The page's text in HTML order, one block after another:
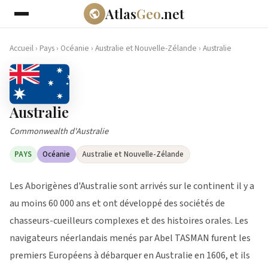
AtlasGeo.net
Accueil › Pays › Océanie › Australie et Nouvelle-Zélande › Australie
Australie
Commonwealth d'Australie
PAYS Océanie Australie et Nouvelle-Zélande
Les Aborigènes d'Australie sont arrivés sur le continent il y a
au moins 60 000 ans et ont développé des sociétés de
chasseurs-cueilleurs complexes et des histoires orales. Les
navigateurs néerlandais menés par Abel TASMAN furent les
premiers Européens à débarquer en Australie en 1606, et ils